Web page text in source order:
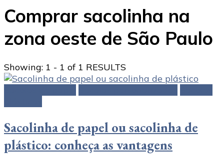
Comprar sacolinha na
zona oeste de São Paulo
Showing: 1 - 1 of 1 RESULTS
Sacolinha de papel ou sacolinha de
plástico: conheça as vantagens